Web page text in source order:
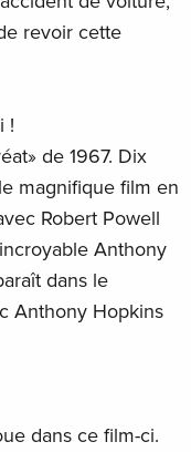
revoir cette
!
de 1967. Dix
magnifique film en
Robert Powell
Anthony
dans le
Anthony Hopkins
dans ce film-ci.